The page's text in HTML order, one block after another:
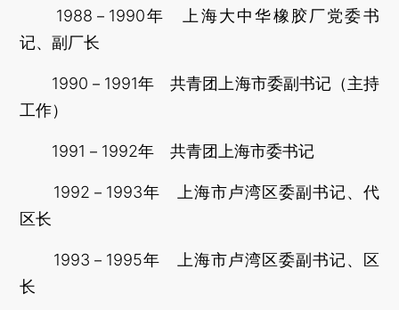
1988－1990年 上海大中华橡胶厂党委书
记、副厂长
1990－1991年 共青团上海市委副书记（主持
工作）
1991－1992年 共青团上海市委书记
1992－1993年 上海市卢湾区委副书记、代
区长
1993－1995年 上海市卢湾区委副书记、区
长